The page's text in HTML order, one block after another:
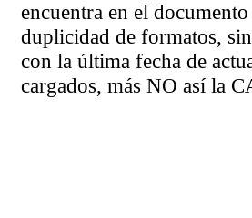
encuentra en el
duplicidad de formatos,
con la última fecha de
cargados, más NO así la